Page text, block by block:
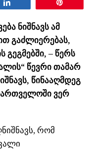
ნიშნავს ამ
გაძლიერებას,
– წერს
წევრი თამარ
წინააღმდეგ
ვერ
რომ